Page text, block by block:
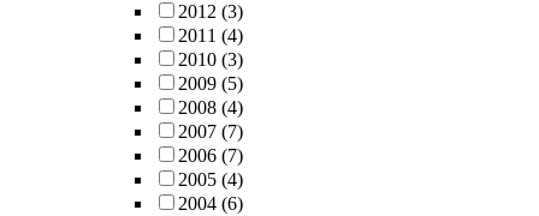
2012 (3)
2011 (4)
2010 (3)
2009 (5)
2008 (4)
2007 (7)
2006 (7)
2005 (4)
2004 (6)